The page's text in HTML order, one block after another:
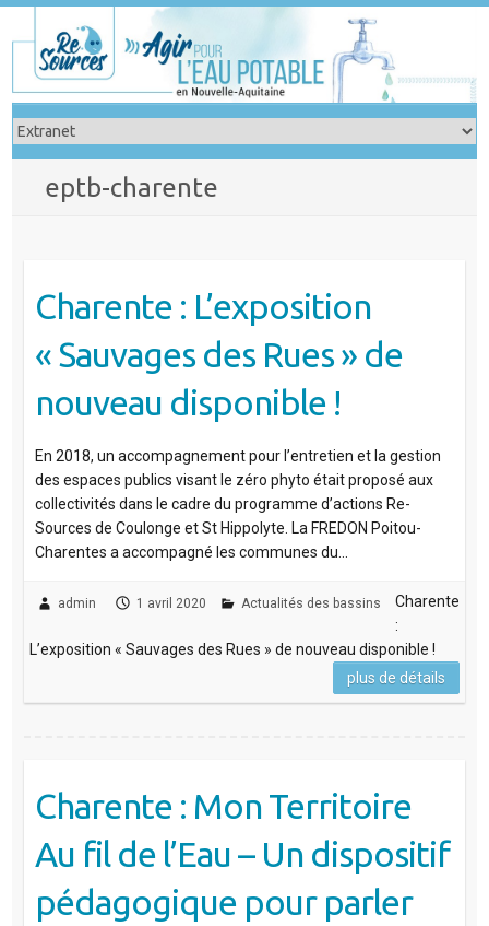
to
content
eptb-charente
Charente : L’exposition
« Sauvages des Rues » de
nouveau disponible !
En 2018, un accompagnement pour l’entretien et la gestion
des espaces publics visant le zéro phyto était proposé aux
collectivités dans le cadre du programme d’actions Re-
Sources de Coulonge et St Hippolyte. La FREDON Poitou-
Charentes a accompagné les communes du…
admin 1 avril 2020 Actualités des bassins
Charente
:
L’exposition « Sauvages des Rues » de nouveau disponible !
plus de détails
Charente : Mon Territoire
Au fil de l’Eau – Un dispositif
pédagogique pour parler